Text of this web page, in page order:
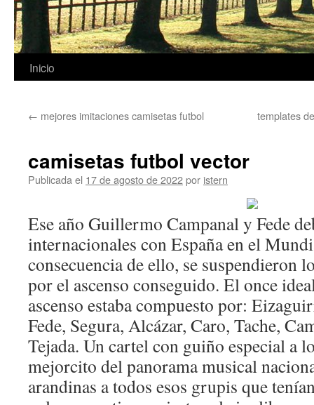
Saltar
contenido
Inicio
← mejores imitaciones camisetas futbol templates
camisetas futbol vector
Publicada el 17 de agosto de 2022por istern
Ese año Guillermo Campanal y Fede
internacionales con España en el
consecuencia de ello, se suspendieron
por el ascenso conseguido. El once
ascenso estaba compuesto por:
Fede, Segura, Alcázar, Caro, Tache,
Tejada. Un cartel con guiño especial a
mejorcito del panorama musical
arandinas a todos esos grupis que